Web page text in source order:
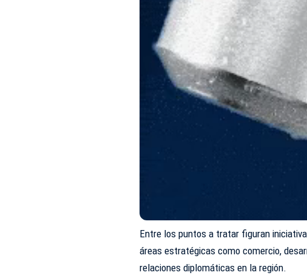
Entre los puntos a tratar figuran
áreas estratégicas como comercio,
relaciones diplomáticas en la región.